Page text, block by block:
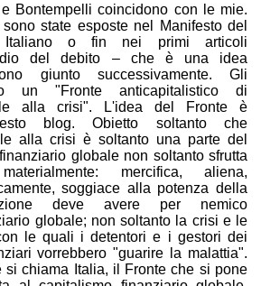
Bontempelli coincidono con le mie.
state esposte nel Manifesto del
Italiano o fin nei primi articoli
del debito – che è una idea
giunto successivamente. Gli
un "Fronte anticapitalistico di
alla crisi". L'idea del Fronte è
blog. Obietto soltanto che
alla crisi è soltanto una parte del
globale non soltanto sfrutta
mercifica, aliena,
soggiace alla potenza della
deve avere per nemico
globale; non soltanto la crisi e le
le quali i detentori e i gestori dei
vorrebbero "guarire la malattia".
si chiama Italia, il Fronte che si pone